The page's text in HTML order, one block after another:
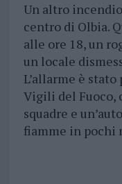
Un altro
centro di Olbia.
alle ore 18, un
un locale
L’allarme è
Vigili del Fuoco,
squadre e
fiamme in pochi